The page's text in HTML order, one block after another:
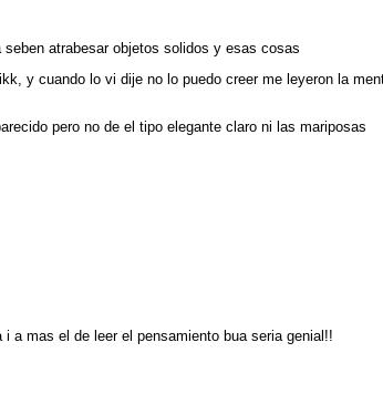
atrabesar objetos solidos y esas cosas
y cuando lo vi dije no lo puedo creer me leyeron la
pero no de el tipo elegante claro ni las mariposas
a mas el de leer el pensamiento bua seria genial!!